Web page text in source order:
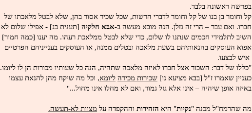
בפרשה ראשונה בלבד.
קל וחומר בן בנו של קל וחומר לדברי הרשות, שכל שכיר אסור בהן, שלא לבטל מלאכתו של
חברו. ואם עבר – הרי זה גזלן. הנה מובא מעשה ב-אבא חלקיה [תענית כג] - אפילו שלום לא
השיב לתלמידי חכמים שנתנו לו שלום, כדי שלא לבטל ממלאכת רעהו. מה יענו [כמה חמור]
אפוא העוסקים בהנאותיהם בשעת מלאכה ובטלים ממנה, או העוסקים בענייניהם הפרטיים
איש לבצעו.
"כללו של דבר: השכור אצל חברו לאיזה מלאכה שתהיה, הנה כל שעותיו מכורות הן לו ליומו.
כעניין שאמרו ז"ל [בבא מציעא נו] שכירות מכירה ליומא, וכל מה שיקח מהן להנאת עצמו
באיזה אופן שיהיה – אינו אלא גזל גמור, ואם לא מחלו אינו מחול..."
מה שהרמח"ל מכנה "נקיות" היא הזהירות וההקפדה על מצוות לא-תעשה.